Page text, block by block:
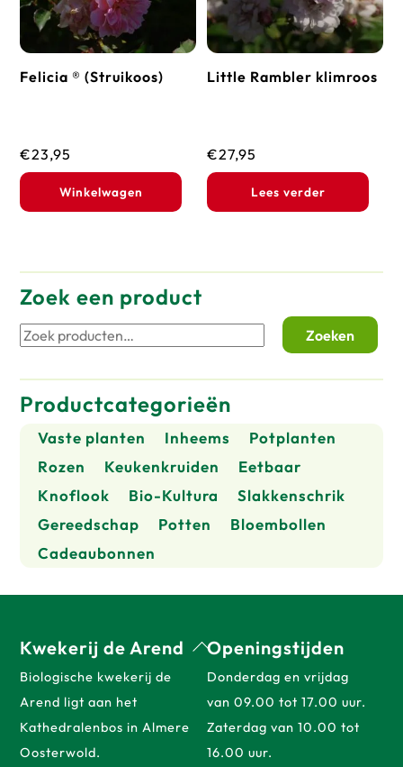
Felicia ® (Struikoos)
€23,95
Winkelwagen
Little Rambler klimroos
€27,95
Lees verder
Zoek een product
Zoeken
Zoeken
Productcategorieën
Vaste planten Inheems
Potplanten
Rozen
Keukenkruiden
Eetbaar
Knoflook
Bio-Kultura
Slakkenschrik
Gereedschap
Potten
Bloembollen
Cadeaubonnen
Back
To
Kwekerij de Arend
Biologische kwekerij de
Arend ligt aan het
Kathedralenbos in Almere
Oosterwold.
Openingstijden
Donderdag en vrijdag
van 09.00 tot 17.00 uur.
Zaterdag van 10.00 tot
16.00 uur.